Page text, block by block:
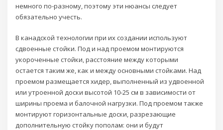
немного по-разному, поэтому эти нюансы следует
обязательно учесть.
В канадской технологии при их создании используют
сдвоенные стойки. Под и над проемом монтируются
укороченные стойки, расстояние между которыми
остается таким же, как и между основными стойками. Над
проемом размещается хидер, выполненный из удвоенной
или утроенной доски высотой 10-25 см в зависимости от
ширины проема и балочной нагрузки. Под проемом также
монтируют горизонтальные доски, разрезающие
дополнительную стойку пополам: они и будут